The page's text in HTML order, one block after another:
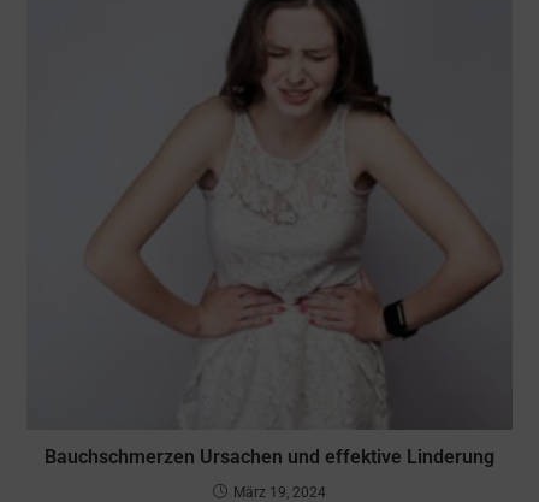
Bauchschmerzen Ursachen und effektive Linderung
März 19, 2024